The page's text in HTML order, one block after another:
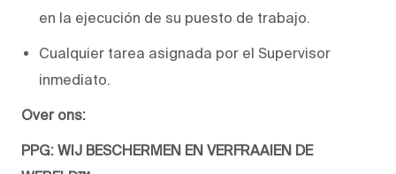
en la ejecución de su puesto de trabajo.
Cualquier tarea asignada por el Supervisor
inmediato.
Over ons:
PPG: WIJ BESCHERMEN EN VERFRAAIEN DE